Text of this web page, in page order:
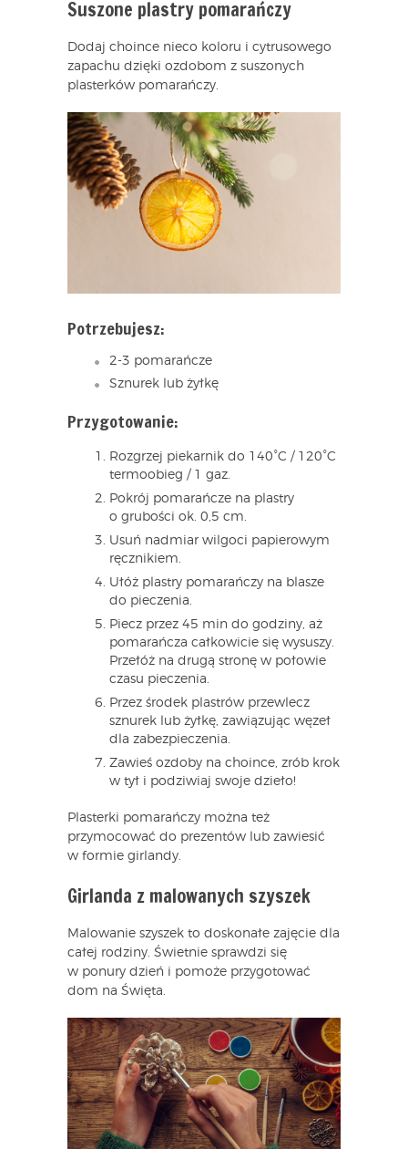
Suszone plastry pomarańczy
Dodaj choince nieco koloru i cytrusowego
zapachu dzięki ozdobom z suszonych
plasterków pomarańczy.
Potrzebujesz:
2-3 pomarańcze
Sznurek lub żyłkę
Przygotowanie:
Rozgrzej piekarnik do 140°C / 120°C
termoobieg / 1 gaz.
Pokrój pomarańcze na plastry
o grubości ok. 0,5 cm.
Usuń nadmiar wilgoci papierowym
ręcznikiem.
Ułóż plastry pomarańczy na blasze
do pieczenia.
Piecz przez 45 min do godziny, aż
pomarańcza całkowicie się wysuszy.
Przełóż na drugą stronę w połowie
czasu pieczenia.
Przez środek plastrów przewlecz
sznurek lub żyłkę, zawiązując węzeł
dla zabezpieczenia.
Zawieś ozdoby na choince, zrób krok
w tył i podziwiaj swoje dzieło!
Plasterki pomarańczy można też
przymocować do prezentów lub zawiesić
w formie girlandy.
Girlanda z malowanych szyszek
Malowanie szyszek to doskonałe zajęcie dla
całej rodziny. Świetnie sprawdzi się
w ponury dzień i pomoże przygotować
dom na Święta.